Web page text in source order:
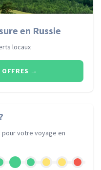
en Russie
locaux
OFFRES →
votre voyage en